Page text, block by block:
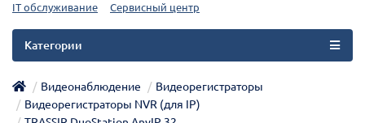
IT обслуживание
Сервисный центр
Категории
Видеонаблюдение
Видеорегистраторы
Видеорегистраторы NVR (для IP)